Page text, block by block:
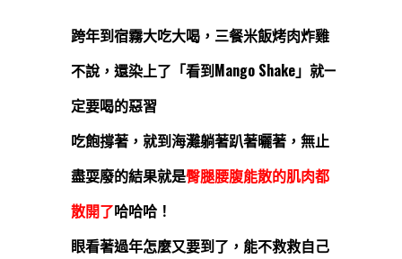
跨年到宿霧大吃大喝，三餐米飯烤肉炸雞
不說，還染上了「看到Mango Shake」就一
定要喝的惡習
吃飽撐著，就到海灘躺著趴著曬著，無止
盡耍廢的結果就是臀腿腰腹能散的肌肉都
散開了哈哈哈！
眼看著過年怎麼又要到了，能不救救自己